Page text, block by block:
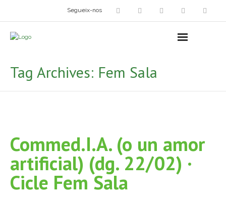
Segueix-nos
- Exposicions
- Espai Niu – Residències artístiques
Grup Fotogràfic
Tag Archives: Fem Sala
Commed.I.A. (o un amor
artificial) (dg. 22/02) ·
Cicle Fem Sala